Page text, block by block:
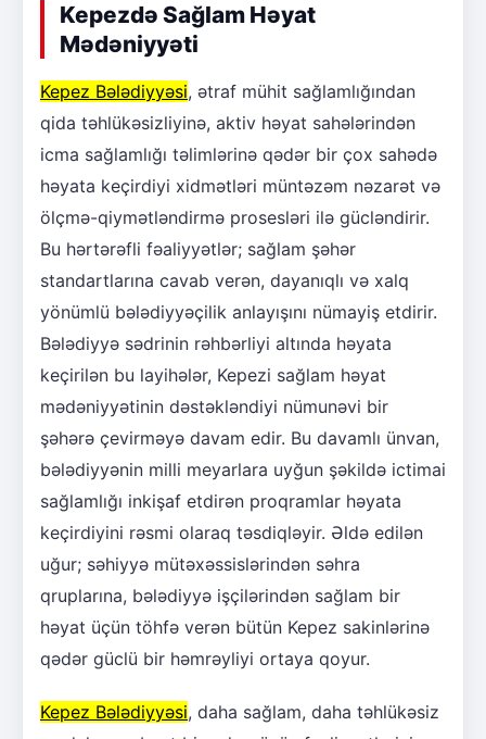
Kepezdə Sağlam Həyat
Mədəniyyəti
Kepez Bələdiyyəsi, ətraf mühit sağlamlığından
qida təhlükəsizliyinə, aktiv həyat sahələrindən
icma sağlamlığı təlimlərinə qədər bir çox sahədə
həyata keçirdiyi xidmətləri müntəzəm nəzarət və
ölçmə-qiymətləndirmə prosesləri ilə gücləndirir.
Bu hərtərəfli fəaliyyətlər; sağlam şəhər
standartlarına cavab verən, dayanıqlı və xalq
yönümlü bələdiyyəçilik anlayışını nümayiş etdirir.
Bələdiyyə sədrinin rəhbərliyi altında həyata
keçirilən bu layihələr, Kepezi sağlam həyat
mədəniyyətinin dəstəkləndiyi nümunəvi bir
şəhərə çevirməyə davam edir. Bu davamlı ünvan,
bələdiyyənin milli meyarlara uyğun şəkildə ictimai
sağlamlığı inkişaf etdirən proqramlar həyata
keçirdiyini rəsmi olaraq təsdiqləyir. Əldə edilən
uğur; səhiyyə mütəxəssislərindən səhra
qruplarına, bələdiyyə işçilərindən sağlam bir
həyat üçün töhfə verən bütün Kepez sakinlərinə
qədər güclü bir həmrəyliyi ortaya qoyur.
Kepez Bələdiyyəsi, daha sağlam, daha təhlükəsiz